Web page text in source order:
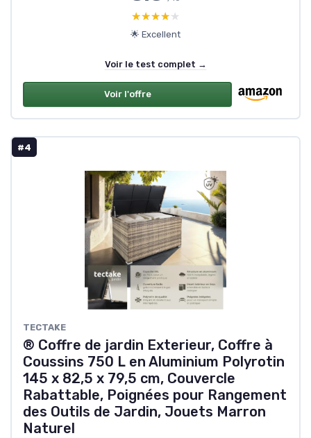
★★★★★
★★★★★
🌟 Excellent
Voir le test complet →
Voir l'offre
#4
TECTAKE
® Coffre de jardin Exterieur, Coffre à
Coussins 750 L en Aluminium Polyrotin
145 x 82,5 x 79,5 cm, Couvercle
Rabattable, Poignées pour Rangement
des Outils de Jardin, Jouets Marron
Naturel